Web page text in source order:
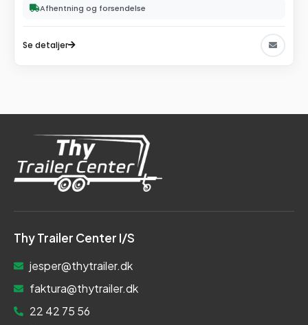
Afhentning og forsendelse
Se detaljer
Thy Trailer Center I/S
jesper@thytrailer.dk
faktura@thytrailer.dk
22 42 75 56